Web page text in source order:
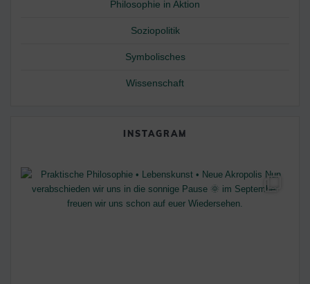
Philosophie in Aktion
Soziopolitik
Symbolisches
Wissenschaft
INSTAGRAM